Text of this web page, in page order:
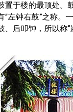
若
部
涅
槃
部
置于楼的最顶处。
左钟右鼓”之称。
后叩钟，所以称